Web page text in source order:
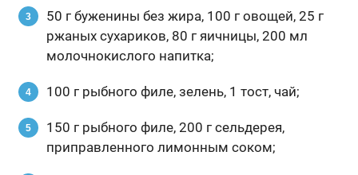
50 г буженины без жира, 100 г овощей, 25 г
ржаных сухариков, 80 г яичницы, 200 мл
молочнокислого напитка;
100 г рыбного филе, зелень, 1 тост, чай;
150 г рыбного филе, 200 г сельдерея,
приправленного лимонным соком;